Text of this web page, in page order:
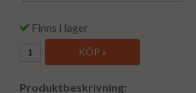
Finns i lager
KÖP »
Produktbeskrivning: